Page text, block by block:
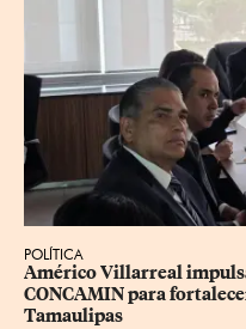
POLÍTICA
Américo Villarreal
CONCAMIN para
Tamaulipas